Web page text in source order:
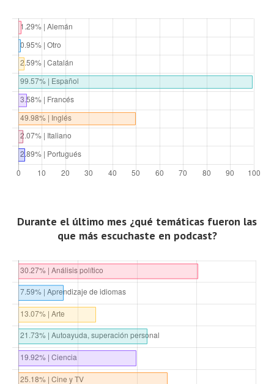
Durante el último mes ¿qué temáticas fueron las
que más escuchaste en podcast?